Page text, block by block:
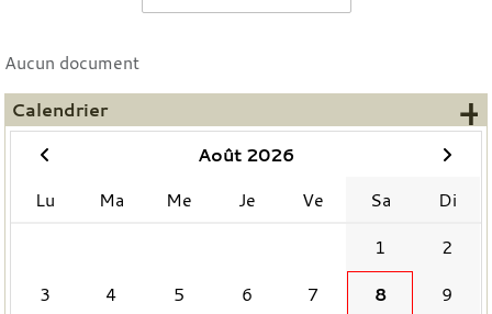
Aucun document
Calendrier
Août 2026
Lu
Ma Me Je Ve Sa
Di
1
2
3
4 5 6 7 8
9